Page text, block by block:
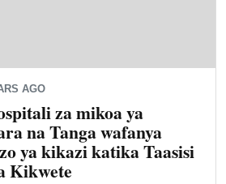
AGO
za mikoa ya
na Tanga wafanya
ya kikazi katika Taasisi
Kikwete